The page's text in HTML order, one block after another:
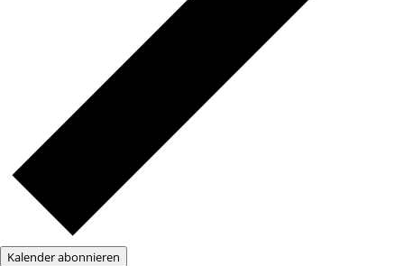
Kalender abonnieren